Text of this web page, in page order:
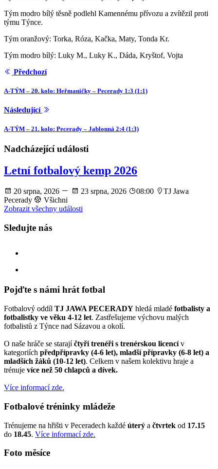
Tým modro bílý těsně podlehl Kamennému přívozu a zvítězil proti
týmu Týnce.
Tým oranžový: Torka, Róza, Kačka, Maty, Tonda Kr.
Tým modro bílý: Luky M., Luky K., Dáda, Kryštof, Vojta
Předchozí
A-TÝM – 20. kolo: Heřmaničky – Pecerady 1:3 (1:1)
Následující
A-TÝM – 21. kolo: Pecerady – Jablonná 2:4 (1:3)
Nadcházející události
Letní fotbalový kemp 2026
20 srpna, 2026 23 srpna, 2026 08:00
TJ Jawa
Pecerady
Všichni
Zobrazit všechny události
Sledujte nás
Pojďte s námi hrát fotbal
Fotbalový oddíl TJ JAWA PECERADY hledá mladé fotbalisty a
fotbalistky ve věku 4-12 let. Zastřešujeme výchovu malých
fotbalistů z Týnce nad Sázavou a okolí.
O naše hráče se starajíčtyři trenéři s trenérskou licencív
kategoriích předpřípravky (4-6 let), mladší přípravky (6-8 let) a
mladších žáků (10-12 let). Celkem v našem kolektivu hraje a
trénuje více než 50 chlapců a dívek.
Více informací zde.
Fotbalové tréninky mládeže
Trénujeme na hřišti v Peceradech každé úterý a čtvrtek od 17.15
do 18.45. Více informací zde.
Foto měsíce